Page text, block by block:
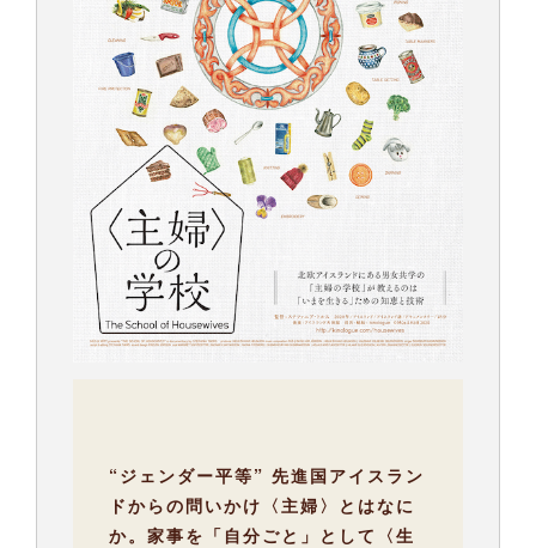
“ジェンダー平等” 先進国アイスラン
ドからの問いかけ〈主婦〉とはなに
か。家事を「自分ごと」として〈生